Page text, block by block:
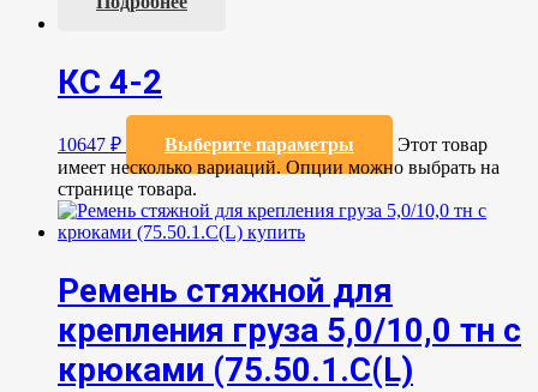
КС 4-2
10647 ₽ Выберите параметры
Этот товар
имеет несколько вариаций. Опции можно выбрать на
странице товара.
Ремень стяжной для
крепления груза 5,0/10,0 тн с
крюками (75.50.1.C(L)